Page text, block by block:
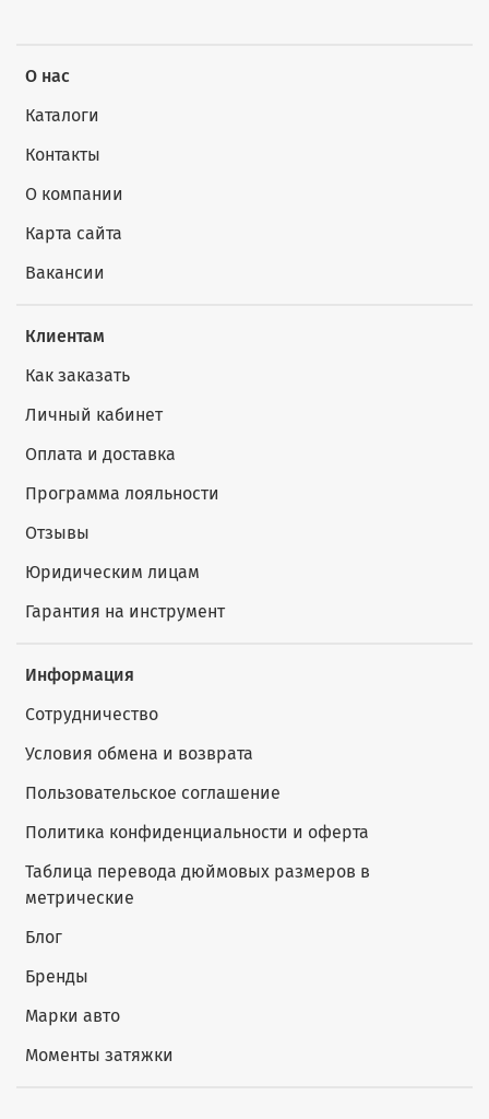
О нас
Каталоги
Контакты
О компании
Карта сайта
Вакансии
Клиентам
Как заказать
Личный кабинет
Оплата и доставка
Программа лояльности
Отзывы
Юридическим лицам
Гарантия на инструмент
Информация
Сотрудничество
Условия обмена и возврата
Пользовательское соглашение
Политика конфиденциальности и оферта
Таблица перевода дюймовых размеров в
метрические
Блог
Бренды
Марки авто
Моменты затяжки